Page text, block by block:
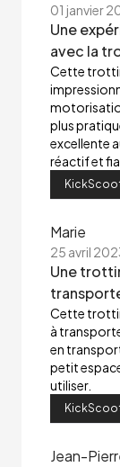
01 janvier
Une
avec la
Cette
plus
excellente
réactif et
Marie
25 avril
Une
Cette
à
en
petit
utiliser.
Jean-